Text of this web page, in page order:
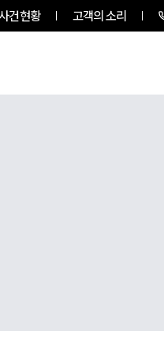
건현황 고객의 소리